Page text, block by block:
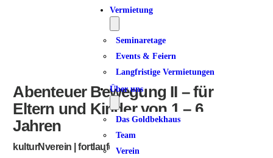
Vermietung
Seminaretage
Events & Feiern
Langfristige Vermietungen
Über uns
Das Goldbekhaus
Team
Verein
Abenteuer Bewegung II – für
Eltern und Kinder von 1 – 6
Jahren
kulturNverein | fortlaufend